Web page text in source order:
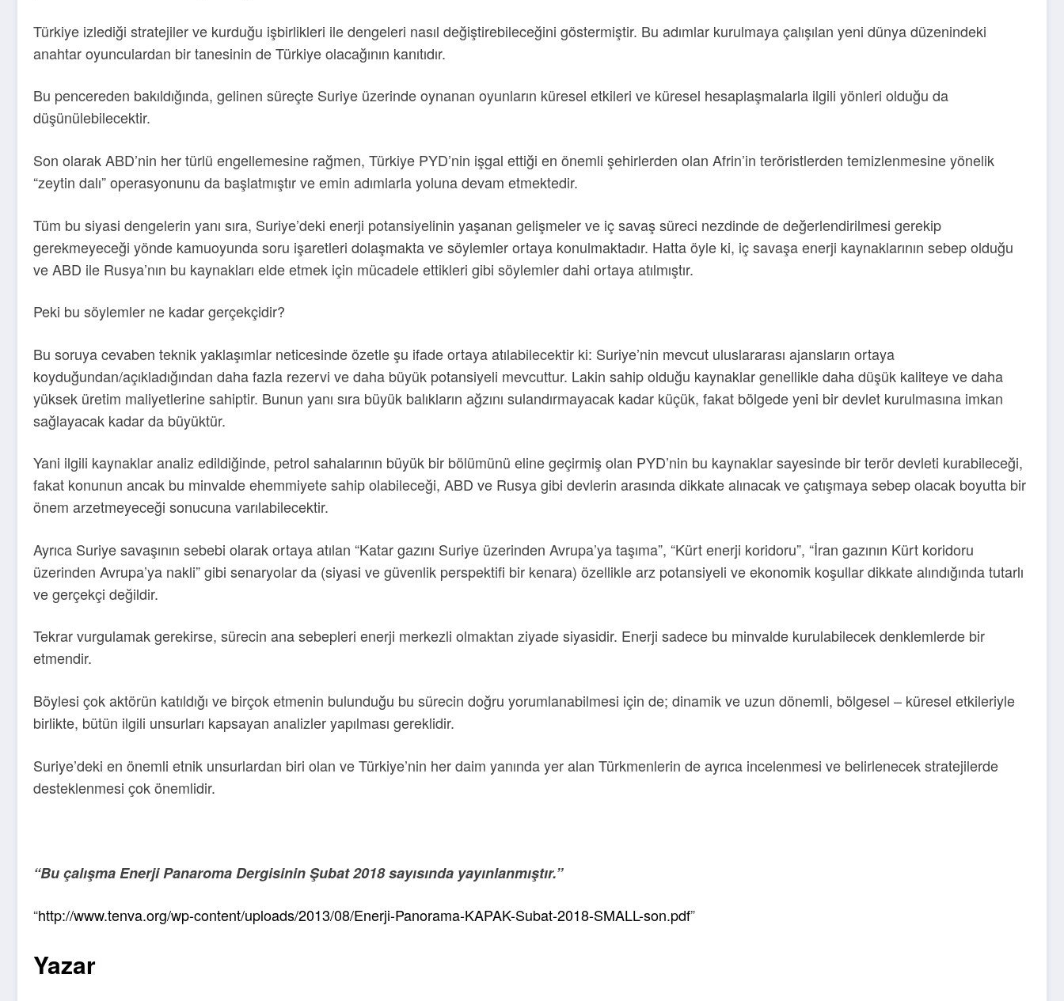
Türkiye izlediği stratejiler ve kurduğu işbirlikleri ile dengeleri nasıl değiştirebileceğini göstermiştir. Bu adımlar kurulmaya çalışılan yeni dünya düzenindeki
anahtar oyunculardan bir tanesinin de Türkiye olacağının kanıtıdır.
Bu pencereden bakıldığında, gelinen süreçte Suriye üzerinde oynanan oyunların küresel etkileri ve küresel hesaplaşmalarla ilgili yönleri olduğu da
düşünülebilecektir.
Son olarak ABD’nin her türlü engellemesine rağmen, Türkiye PYD’nin işgal ettiği en önemli şehirlerden olan Afrin’in teröristlerden temizlenmesine yönelik
“zeytin dalı” operasyonunu da başlatmıştır ve emin adımlarla yoluna devam etmektedir.
Tüm bu siyasi dengelerin yanı sıra, Suriye’deki enerji potansiyelinin yaşanan gelişmeler ve iç savaş süreci nezdinde de değerlendirilmesi gerekip
gerekmeyeceği yönde kamuoyunda soru işaretleri dolaşmakta ve söylemler ortaya konulmaktadır. Hatta öyle ki, iç savaşa enerji kaynaklarının sebep olduğu
ve ABD ile Rusya’nın bu kaynakları elde etmek için mücadele ettikleri gibi söylemler dahi ortaya atılmıştır.
Peki bu söylemler ne kadar gerçekçidir?
Bu soruya cevaben teknik yaklaşımlar neticesinde özetle şu ifade ortaya atılabilecektir ki: Suriye’nin mevcut uluslararası ajansların ortaya
koyduğundan/açıkladığından daha fazla rezervi ve daha büyük potansiyeli mevcuttur. Lakin sahip olduğu kaynaklar genellikle daha düşük kaliteye ve daha
yüksek üretim maliyetlerine sahiptir. Bunun yanı sıra büyük balıkların ağzını sulandırmayacak kadar küçük, fakat bölgede yeni bir devlet kurulmasına imkan
sağlayacak kadar da büyüktür.
Yani ilgili kaynaklar analiz edildiğinde, petrol sahalarının büyük bir bölümünü eline geçirmiş olan PYD’nin bu kaynaklar sayesinde bir terör devleti kurabileceği,
fakat konunun ancak bu minvalde ehemmiyete sahip olabileceği, ABD ve Rusya gibi devlerin arasında dikkate alınacak ve çatışmaya sebep olacak boyutta bir
önem arzetmeyeceği sonucuna varılabilecektir.
Ayrıca Suriye savaşının sebebi olarak ortaya atılan “Katar gazını Suriye üzerinden Avrupa’ya taşıma”, “Kürt enerji koridoru”, “İran gazının Kürt koridoru
üzerinden Avrupa’ya nakli” gibi senaryolar da (siyasi ve güvenlik perspektifi bir kenara) özellikle arz potansiyeli ve ekonomik koşullar dikkate alındığında tutarlı
ve gerçekçi değildir.
Tekrar vurgulamak gerekirse, sürecin ana sebepleri enerji merkezli olmaktan ziyade siyasidir. Enerji sadece bu minvalde kurulabilecek denklemlerde bir
etmendir.
Böylesi çok aktörün katıldığı ve birçok etmenin bulunduğu bu sürecin doğru yorumlanabilmesi için de; dinamik ve uzun dönemli, bölgesel – küresel etkileriyle
birlikte, bütün ilgili unsurları kapsayan analizler yapılması gereklidir.
Suriye’deki en önemli etnik unsurlardan biri olan ve Türkiye’nin her daim yanında yer alan Türkmenlerin de ayrıca incelenmesi ve belirlenecek stratejilerde
desteklenmesi çok önemlidir.
“Bu çalışma Enerji Panaroma Dergisinin Şubat 2018 sayısında yayınlanmıştır.”
“http://www.tenva.org/wp-content/uploads/2013/08/Enerji-Panorama-KAPAK-Subat-2018-SMALL-son.pdf”
Yazar